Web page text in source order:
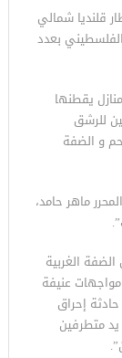
قلنديا شمالي
بعدد
يقطنها
للرشق
و الضفة
ماهر حامد،
الغربية
عنيفة
إحراق
متطرفين